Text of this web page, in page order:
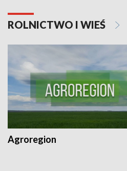
ROLNICTWO I WIEŚ
Agroregion